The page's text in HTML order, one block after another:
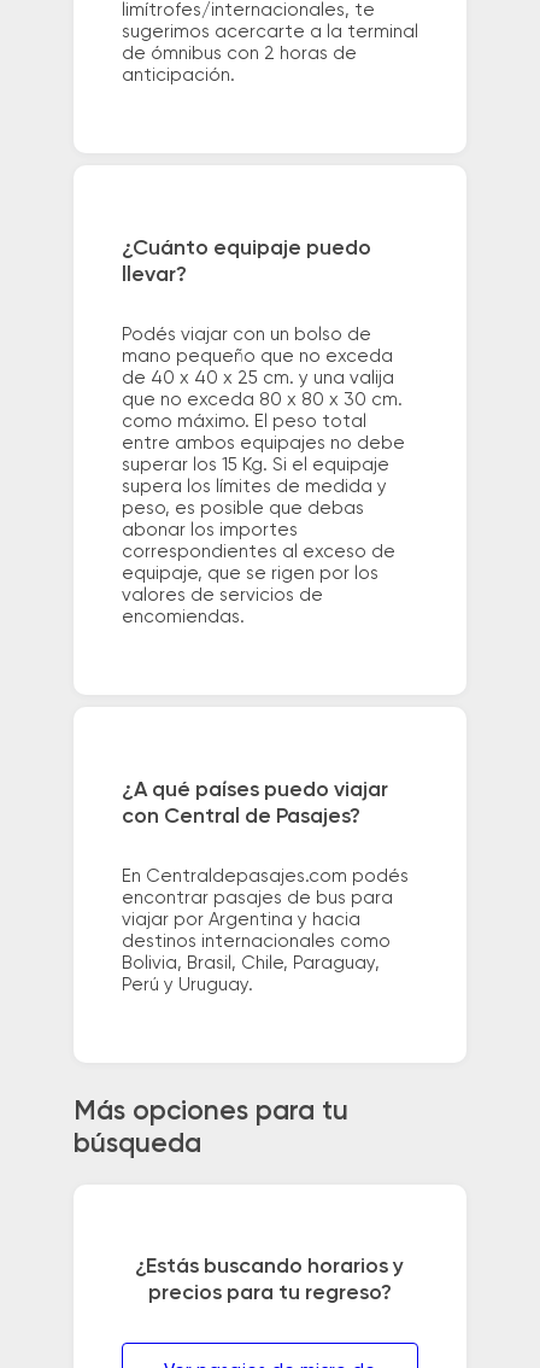
limítrofes/internacionales, te
sugerimos acercarte a la terminal
de ómnibus con 2 horas de
anticipación.
¿Cuánto equipaje puedo
llevar?
Podés viajar con un bolso de
mano pequeño que no exceda
de 40 x 40 x 25 cm. y una valija
que no exceda 80 x 80 x 30 cm.
como máximo. El peso total
entre ambos equipajes no debe
superar los 15 Kg. Si el equipaje
supera los límites de medida y
peso, es posible que debas
abonar los importes
correspondientes al exceso de
equipaje, que se rigen por los
valores de servicios de
encomiendas.
¿A qué países puedo viajar
con Central de Pasajes?
En Centraldepasajes.com podés
encontrar pasajes de bus para
viajar por Argentina y hacia
destinos internacionales como
Bolivia, Brasil, Chile, Paraguay,
Perú y Uruguay.
Más opciones para tu
búsqueda
¿Estás buscando horarios y
precios para tu regreso?